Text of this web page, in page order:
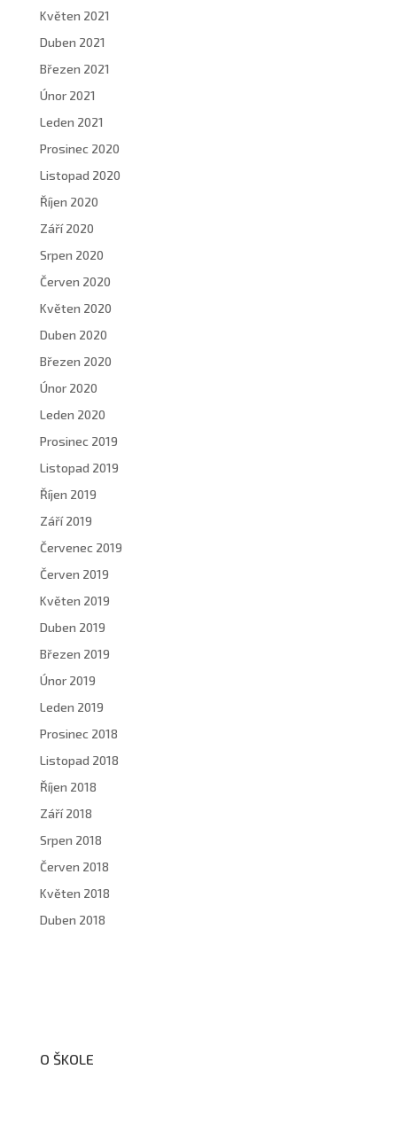
Květen 2021
Duben 2021
Březen 2021
Únor 2021
Leden 2021
Prosinec 2020
Listopad 2020
Říjen 2020
Září 2020
Srpen 2020
Červen 2020
Květen 2020
Duben 2020
Březen 2020
Únor 2020
Leden 2020
Prosinec 2019
Listopad 2019
Říjen 2019
Září 2019
Červenec 2019
Červen 2019
Květen 2019
Duben 2019
Březen 2019
Únor 2019
Leden 2019
Prosinec 2018
Listopad 2018
Říjen 2018
Září 2018
Srpen 2018
Červen 2018
Květen 2018
Duben 2018
O ŠKOLE